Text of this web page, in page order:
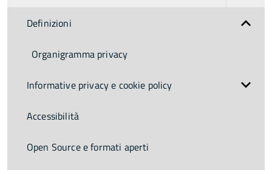
Definizioni
Organigramma privacy
Informative privacy e cookie policy
Accessibilità
Open Source e formati aperti